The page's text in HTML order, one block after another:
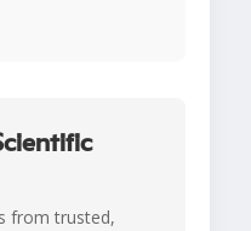
from trusted,